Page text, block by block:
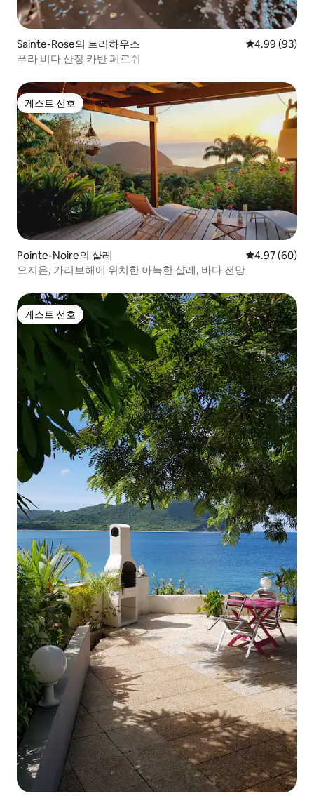
Sainte-Rose의 트리하우스 평점 4.99점(5
4.99 (93)
푸라 비다 산장 카반 페르쉬
게스트 선호
게스트 선호
Pointe-Noire의 샬레 평점 4.97점(5
4.97 (60)
오지온, 카리브해에 위치한 아늑한 샬레, 바다 전망
게스트 선호
게스트 선호